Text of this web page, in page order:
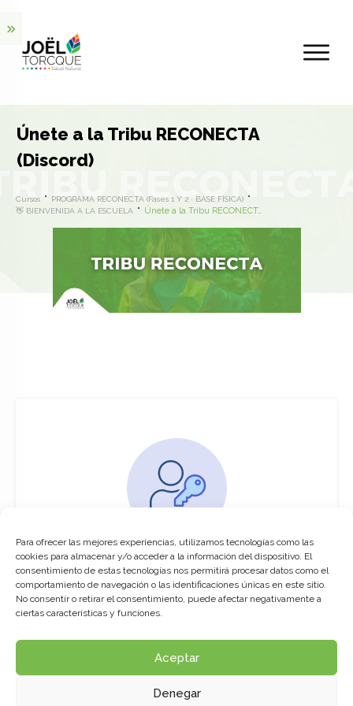
Para ofrecer las mejores experiencias, utilizamos tecnologías como las
cookies para almacenar y/o acceder a la información del dispositivo. El
consentimiento de estas tecnologías nos permitirá procesar datos como el
comportamiento de navegación o las identificaciones únicas en este sitio.
No consentir o retirar el consentimiento, puede afectar negativamente a
ciertas características y funciones.
Aceptar
Denegar
Únete a la Tribu RECONECTA
(Discord)
Cursos
PROGRAMA RECONECTA (Fases 1 Y 2 · BASE FÍSICA)
👋 BIENVENIDA A LA ESCUELA
Únete a la Tribu RECONECTA (Discord)
You must be logged in to access this
course
This course is only available for registered
Click here to login